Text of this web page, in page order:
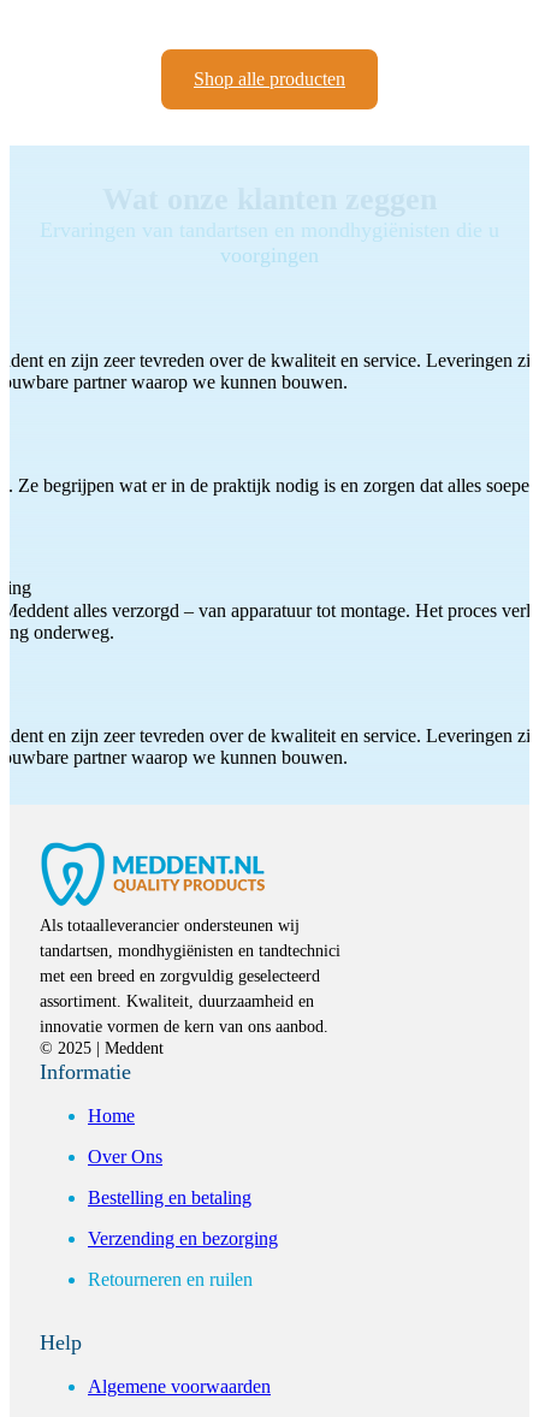
Shop alle producten
Ervaringen van tandartsen en mondhygiënisten die u
voorgingen
en zijn zeer tevreden over de kwaliteit en service. Leveringen
partner waarop we kunnen bouwen.
Ze begrijpen wat er in de praktijk nodig is en zorgen dat alles
alles verzorgd – van apparatuur tot montage. Het proces
onderweg.
en zijn zeer tevreden over de kwaliteit en service. Leveringen
partner waarop we kunnen bouwen.
Als totaalleverancier ondersteunen wij
tandartsen, mondhygiënisten en tandtechnici
met een breed en zorgvuldig geselecteerd
assortiment. Kwaliteit, duurzaamheid en
innovatie vormen de kern van ons aanbod.
© 2025 | Meddent
Informatie
Home
Over Ons
Bestelling en betaling
Verzending en bezorging
Retourneren en ruilen
Help
Algemene voorwaarden